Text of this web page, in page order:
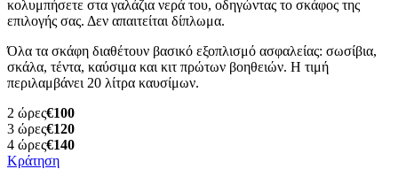
κολυμπήσετε στα γαλάζια νερά του, οδηγώντας το σκάφος της
επιλογής σας. Δεν απαιτείται δίπλωμα.
Όλα τα σκάφη διαθέτουν βασικό εξοπλισμό ασφαλείας: σωσίβια,
σκάλα, τέντα, καύσιμα και κιτ πρώτων βοηθειών. Η τιμή
περιλαμβάνει 20 λίτρα καυσίμων.
2 ώρες€100
3 ώρες€120
4 ώρες€140
Κράτηση